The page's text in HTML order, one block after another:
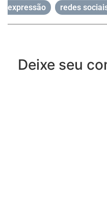
expressão
redes
Deixe seu